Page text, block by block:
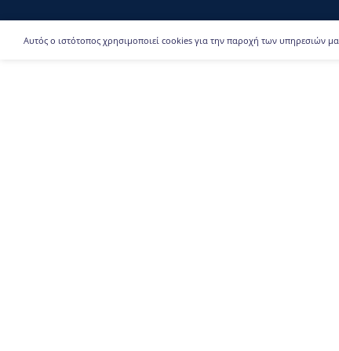
Αυτός ο ιστότοπος χρησιμοποιεί cookies για την παροχή των υπηρεσιών